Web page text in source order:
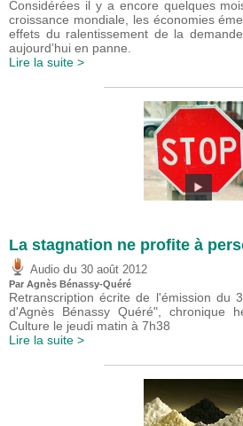
Considérées il y a encore quelques
croissance mondiale, les économies
effets du ralentissement de la
aujourd’hui en panne.
Lire la suite >
La stagnation ne profite à
Audio du 30 août 2012
Par Agnès Bénassy-Quéré
Retranscription écrite de l'émission du
d'Agnès Bénassy Quéré", chronique
Culture le jeudi matin à 7h38
Lire la suite >